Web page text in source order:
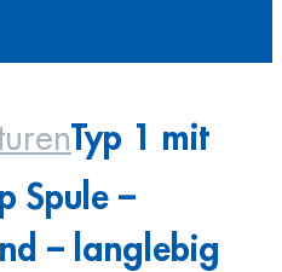
Typ 1 mit
Spule –
– langlebig